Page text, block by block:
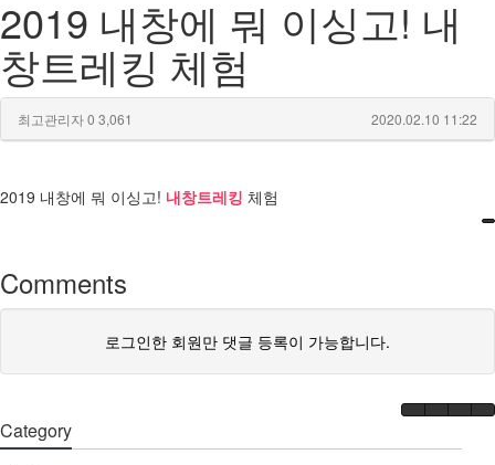
2019 내창에 뭐 이싱고! 내
창트레킹 체험
최고관리자0 3,061 2020.02.10 11:22
2019 내창에 뭐 이싱고! 내창트레킹 체험
Comments
로그인한 회원만 댓글 등록이 가능합니다.
Category